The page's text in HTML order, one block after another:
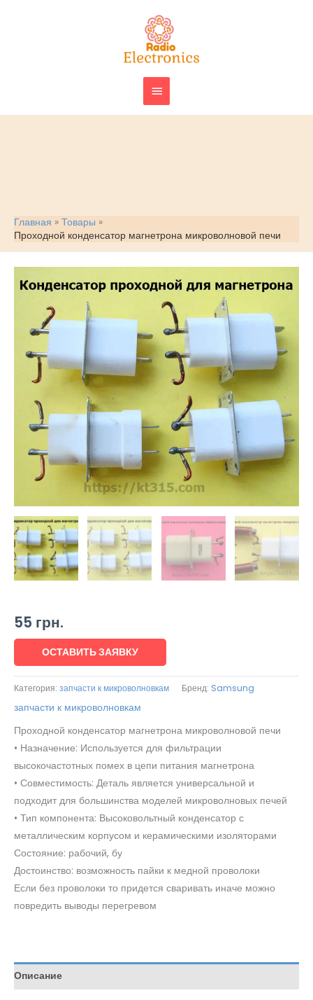
ГЛАВНОЕ
МЕНЮ
Главная
Товары
Проходной конденсатор магнетрона микроволновой печи
55 грн.
ОСТАВИТЬ ЗАЯВКУ
Категория: запчасти к микроволновкам Бренд: Samsung
запчасти к микроволновкам
Проходной конденсатор магнетрона микроволновой печи
• Назначение: Используется для фильтрации
высокочастотных помех в цепи питания магнетрона
• Совместимость: Деталь является универсальной и
подходит для большинства моделей микроволновых печей
• Тип компонента: Высоковольтный конденсатор с
металлическим корпусом и керамическими изоляторами
Состояние: рабочий, бу
Достоинство: возможность пайки к медной проволоки
Если без проволоки то придется сваривать иначе можно
повредить выводы перегревом
Описание